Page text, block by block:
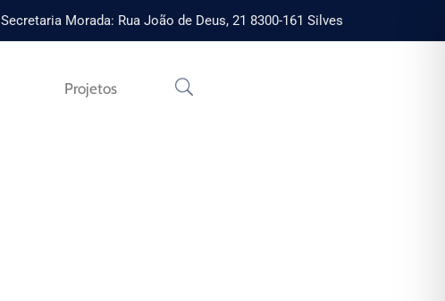
Secretaria Morada: Rua João de Deus, 21 8300-161 Silves
Projetos